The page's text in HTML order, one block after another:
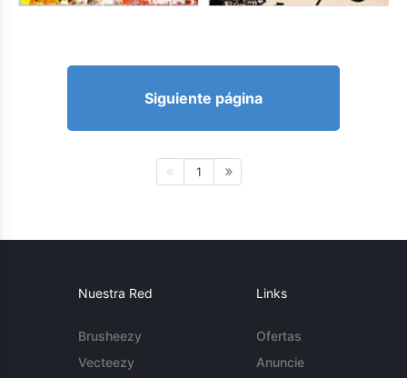
Siguiente página
1
Nuestra Red
Brusheezy
Vecteezy
Links
Ofertas
Anuncie